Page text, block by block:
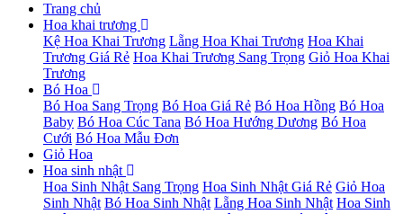
Trang chủ
Hoa khai trương
Kệ Hoa Khai Trương Lẵng Hoa Khai Trương Hoa Khai
Trương Giá Rẻ Hoa Khai Trương Sang Trọng Giỏ Hoa Khai
Trương
Bó Hoa
Bó Hoa Sang Trọng Bó Hoa Giá Rẻ Bó Hoa Hồng Bó Hoa
Baby Bó Hoa Cúc Tana Bó Hoa Hướng Dương Bó Hoa
Cưới Bó Hoa Mẫu Đơn
Giỏ Hoa
Hoa sinh nhật
Hoa Sinh Nhật Sang Trọng Hoa Sinh Nhật Giá Rẻ Giỏ Hoa
Sinh Nhật Bó Hoa Sinh Nhật Lẵng Hoa Sinh Nhật Hoa Sinh